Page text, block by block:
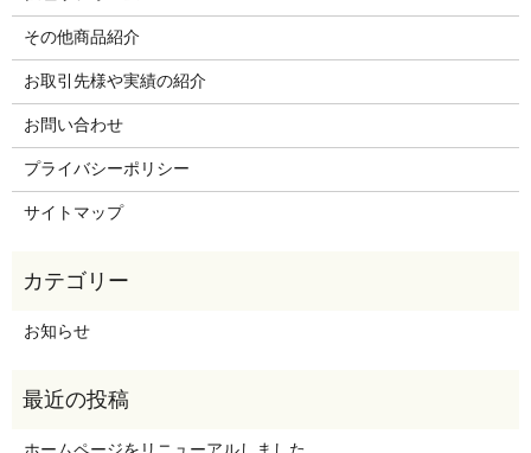
その他商品紹介
お取引先様や実績の紹介
お問い合わせ
プライバシーポリシー
サイトマップ
お知らせ